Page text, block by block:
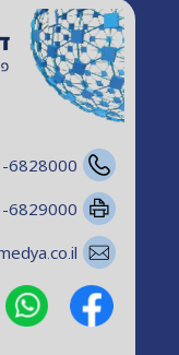
6828000
6829000